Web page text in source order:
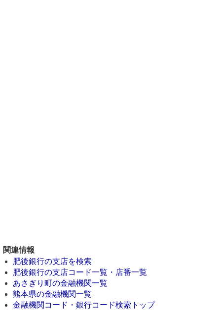
関連情報
肥後銀行の支店を検索
肥後銀行の支店コード一覧・店番一覧
あさぎり町の金融機関一覧
熊本県の金融機関一覧
金融機関コード・銀行コード検索トップ